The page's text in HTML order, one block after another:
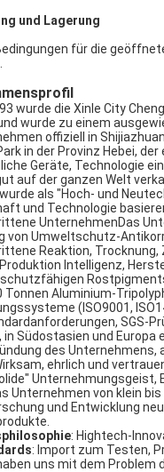
und Lagerung
für die
wurde die Xinle City
wurde zu einem
offiziell in
in der Provinz Hebei,
Geräte, Technologie
auf der ganzen Welt
als "Hoch- und
und Technologie
UnternehmenDas
von Umweltschutz-
Reaktion, Trocknung,
Intelligenz,
Tonnen Aluminium-
(ISO9001,
SGS-
Südostasien und Europa
des
ehrlich und
Unternehmungsgeist,
Unternehmen von klein
und Entwicklung
: Hightech-
: Import zum Testen,
uns mit dem